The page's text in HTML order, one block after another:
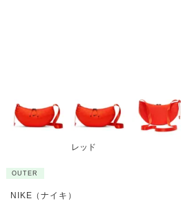
レッド
OUTER
NIKE（ナイキ）